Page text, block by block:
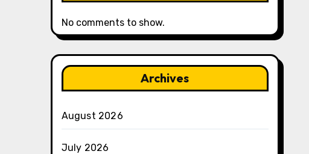
No comments to show.
Archives
August 2026
July 2026